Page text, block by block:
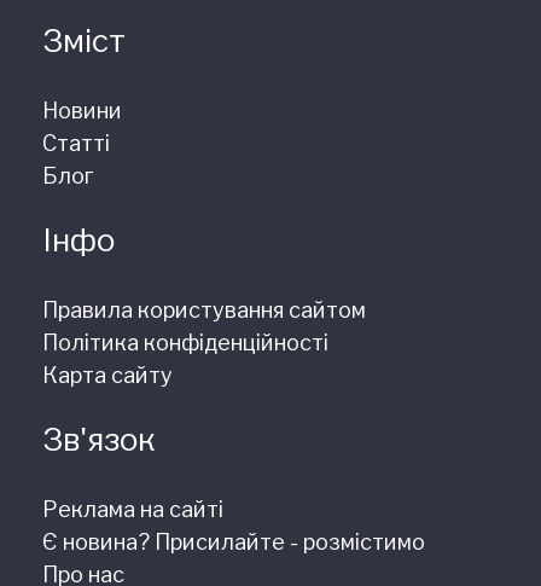
Зміст
Новини
Статті
Блог
Інфо
Правила користування сайтом
Політика конфіденційності
Карта сайту
Зв'язок
Реклама на сайті
Є новина? Присилайте - розмістимо
Про нас